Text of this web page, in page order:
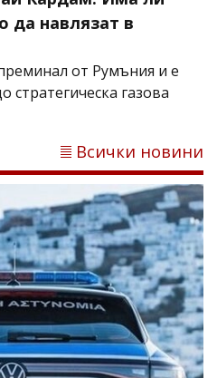
да навлязат в
от Румъния и е
стратегическа газова
Всички новини